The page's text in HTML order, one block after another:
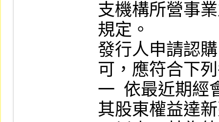
支機構所營事
規定。
發行人申請認
可，應符合下
一  依最近期經
其股東權益達